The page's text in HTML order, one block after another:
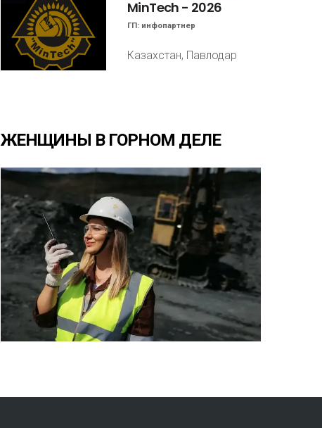
MinTech - 2026
ГП: инфопартнер
Казахстан, Павлодар
ЖЕНЩИНЫ В ГОРНОМ ДЕЛЕ